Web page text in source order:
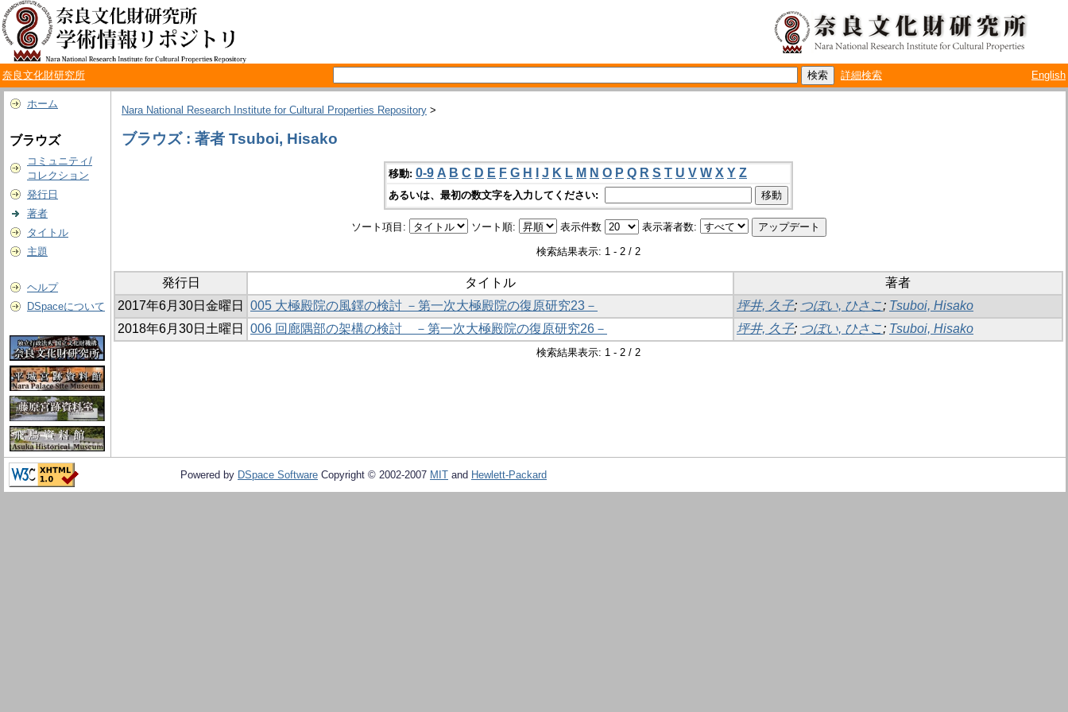
奈良文化財研究所 詳細検索 English
ホーム
ブラウズ
コミュニティ/
コレクション
発行日
著者
タイトル
主題
ヘルプ
DSpaceについて
Nara National Research Institute for Cultural Properties Repository >
ブラウズ : 著者 Tsuboi, Hisako
移動: 0-9 A B C D E F G H J K L M N O P Q R S T U V W X Y Z
あるいは、最初の数文字を入力してください:
ソート項目: ソート順: 表示件数 表示著者数:
検索結果表示: 1 - 2 / 2
発行日 タイトル
著者
2017年6月30日金曜日
005 大極殿院の風鐸の検討 －第一次大極殿院の復原研究23－ 坪井, 久子; つぼい, ひさこ; Tsuboi, Hisako
2018年6月30日土曜日
006 回廊隅部の架構の検討 －第一次大極殿院の復原研究26－ 坪井, 久子; つぼい, ひさこ; Tsuboi, Hisako
検索結果表示: 1 - 2 / 2
Powered by DSpace Software Copyright © 2002-2007 MIT and Hewlett-Packard